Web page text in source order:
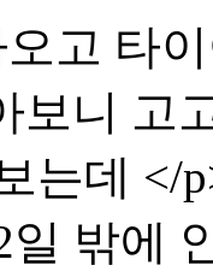
고 타
보니 고
는데 </
일 밖에